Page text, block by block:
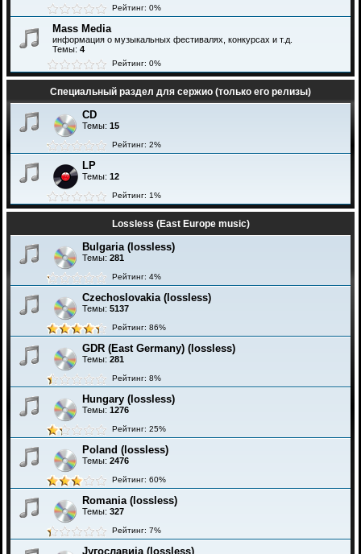
Рейтинг: 0%
Mass Media
информация о музыкальных фестивалях, конкурсах и т.д.
Темы: 4
Рейтинг: 0%
Специальный раздел для сержио (только его релизы)
CD
Темы: 15
Рейтинг: 2%
LP
Темы: 12
Рейтинг: 1%
Lossless (East Europe music)
Bulgaria (lossless)
Темы: 281
Рейтинг: 4%
Czechoslovakia (lossless)
Темы: 5137
Рейтинг: 86%
GDR (East Germany) (lossless)
Темы: 281
Рейтинг: 8%
Hungary (lossless)
Темы: 1276
Рейтинг: 25%
Poland (lossless)
Темы: 2476
Рейтинг: 60%
Romania (lossless)
Темы: 327
Рейтинг: 7%
Југославија (lossless)